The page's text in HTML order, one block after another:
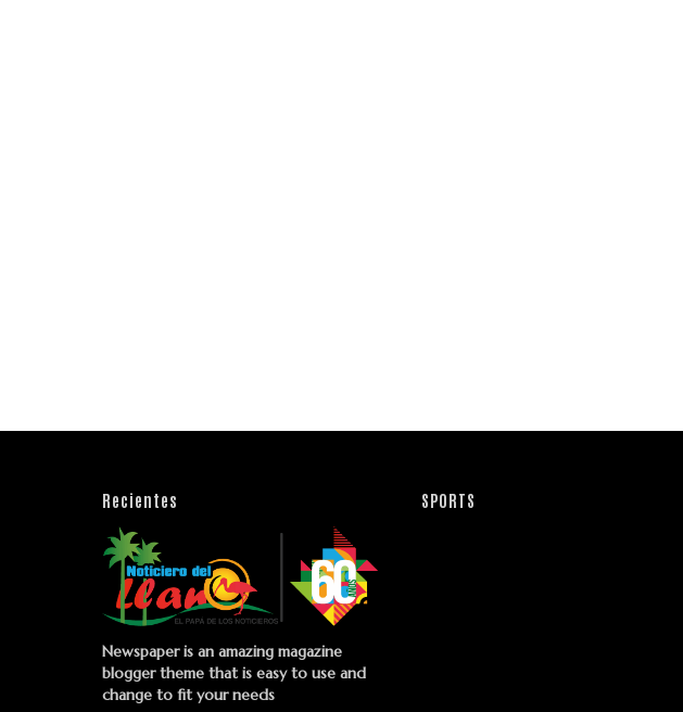
Recientes
Newspaper is an amazing magazine
blogger theme that is easy to use and
change to fit your needs
SPORTS